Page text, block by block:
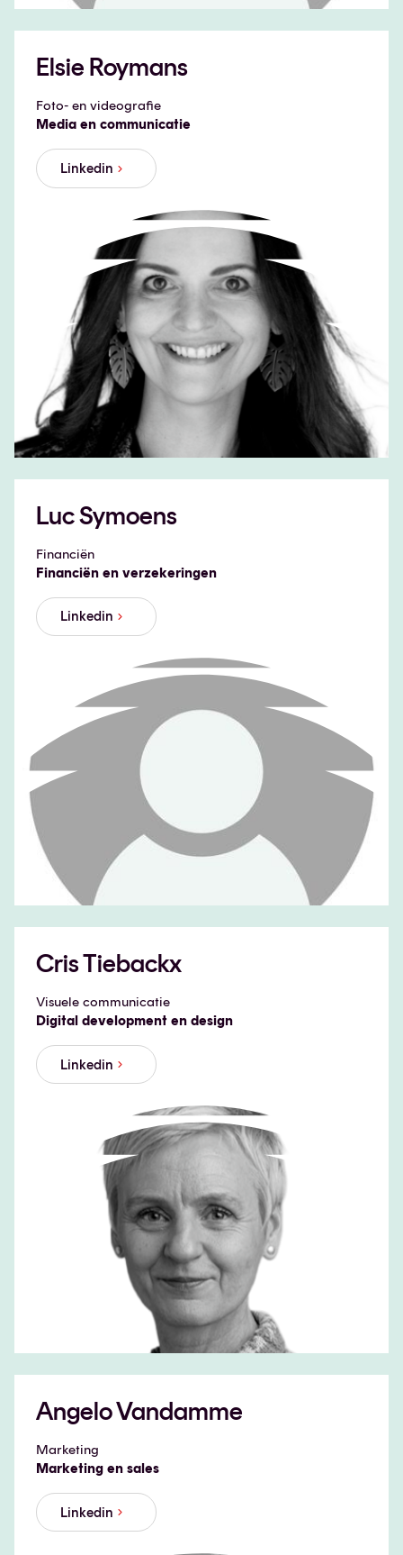
Elsie Roymans
Foto- en videografie
Media en communicatie
Linkedin
Luc Symoens
Financiën
Financiën en verzekeringen
Linkedin
Cris Tiebackx
Visuele communicatie
Digital development en design
Linkedin
Angelo Vandamme
Marketing
Marketing en sales
Linkedin